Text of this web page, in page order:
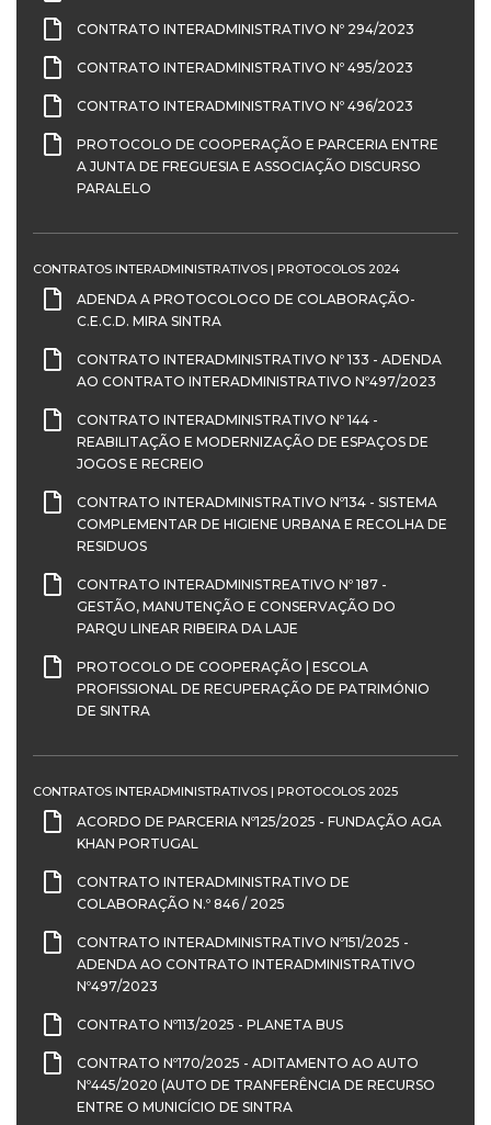
CONTRATO INTERADMINISTRATIVO Nº 294/2023
CONTRATO INTERADMINISTRATIVO Nº 495/2023
CONTRATO INTERADMINISTRATIVO Nº 496/2023
PROTOCOLO DE COOPERAÇÃO E PARCERIA ENTRE
A JUNTA DE FREGUESIA E ASSOCIAÇÃO DISCURSO
PARALELO
CONTRATOS INTERADMINISTRATIVOS | PROTOCOLOS 2024
ADENDA A PROTOCOLOCO DE COLABORAÇÃO-
C.E.C.D. MIRA SINTRA
CONTRATO INTERADMINISTRATIVO Nº 133 - ADENDA
AO CONTRATO INTERADMINISTRATIVO Nº497/2023
CONTRATO INTERADMINISTRATIVO Nº 144 -
REABILITAÇÃO E MODERNIZAÇÃO DE ESPAÇOS DE
JOGOS E RECREIO
CONTRATO INTERADMINISTRATIVO Nº134 - SISTEMA
COMPLEMENTAR DE HIGIENE URBANA E RECOLHA DE
RESIDUOS
CONTRATO INTERADMINISTREATIVO Nº 187 -
GESTÃO, MANUTENÇÃO E CONSERVAÇÃO DO
PARQU LINEAR RIBEIRA DA LAJE
PROTOCOLO DE COOPERAÇÃO | ESCOLA
PROFISSIONAL DE RECUPERAÇÃO DE PATRIMÓNIO
DE SINTRA
CONTRATOS INTERADMINISTRATIVOS | PROTOCOLOS 2025
ACORDO DE PARCERIA Nº125/2025 - FUNDAÇÃO AGA
KHAN PORTUGAL
CONTRATO INTERADMINISTRATIVO DE
COLABORAÇÃO N.º 846 / 2025
CONTRATO INTERADMINISTRATIVO Nº151/2025 -
ADENDA AO CONTRATO INTERADMINISTRATIVO
Nº497/2023
CONTRATO Nº113/2025 - PLANETA BUS
CONTRATO Nº170/2025 - ADITAMENTO AO AUTO
Nº445/2020 (AUTO DE TRANFERÊNCIA DE RECURSO
ENTRE O MUNICÍCIO DE SINTRA